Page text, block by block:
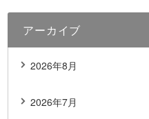
アーカイブ
2026年8月
2026年7月